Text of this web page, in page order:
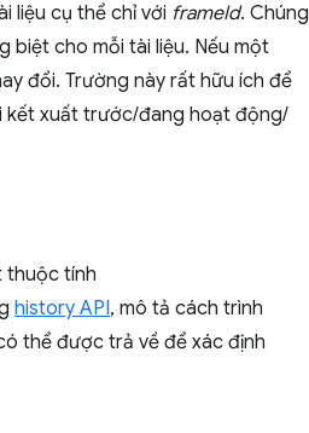
liệu cụ thể chỉ với frameId. Chúng
biệt cho mỗi tài liệu. Nếu một
đổi. Trường này rất hữu ích để
kết xuất trước/đang hoạt động/
thuộc tính
history API, mô tả cách trình
thể được trả về để xác định